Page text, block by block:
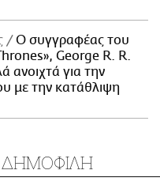
Ο συγγραφέας του
George R. R.
ανοιχτά για την
με την κατάθλιψη
ΔΗΜΟΦΙΛΗ